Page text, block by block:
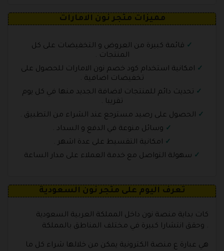
مميزات متجر نون الامارات
قائمة كبيرة من العروض و التخفيضات على كل
المنتجات .
امكانية استخدام كود خصم نون الامارات للحصول على
تخفيضات اضافية .
تحديث دائم للمنتجات لاضافة الجديد منها في كل يوم
تقريبا .
الحصول على رصيد مسترجع عند الشراء من التطبيق .
وسائل منوعة في الدفع و السداد .
امكانية التقسيط على عدة اشهر .
سهولة التواصل مع خدمة العملاء على مدار الساعة
تعرف اليوم على متجر نون السعودية
كات بداية منصة نون داخل المملكة العربية السعودية
وحقق انتشارا كبيرة في مختلف المناطق بالمملكة .
هي عبارة ع منصة الكترونية يمكن من خلالها شراء كل ما